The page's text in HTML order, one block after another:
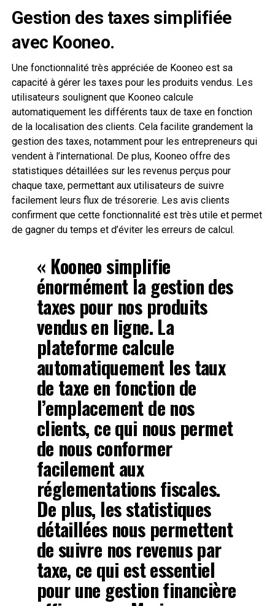
Gestion des taxes simplifiée
avec Kooneo.
Une fonctionnalité très appréciée de Kooneo est sa
capacité à gérer les taxes pour les produits vendus. Les
utilisateurs soulignent que Kooneo calcule
automatiquement les différents taux de taxe en fonction
de la localisation des clients. Cela facilite grandement la
gestion des taxes, notamment pour les entrepreneurs qui
vendent à l’international. De plus, Kooneo offre des
statistiques détaillées sur les revenus perçus pour
chaque taxe, permettant aux utilisateurs de suivre
facilement leurs flux de trésorerie. Les avis clients
confirment que cette fonctionnalité est très utile et permet
de gagner du temps et d’éviter les erreurs de calcul.
« Kooneo simplifie
énormément la gestion des
taxes pour nos produits
vendus en ligne. La
plateforme calcule
automatiquement les taux
de taxe en fonction de
l’emplacement de nos
clients, ce qui nous permet
de nous conformer
facilement aux
réglementations fiscales.
De plus, les statistiques
détaillées nous permettent
de suivre nos revenus par
taxe, ce qui est essentiel
pour une gestion financière